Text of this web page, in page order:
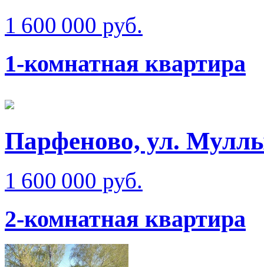
1 600 000 руб.
1-комнатная квартира
Парфеново, ул.
1 600 000 руб.
2-комнатная квартира